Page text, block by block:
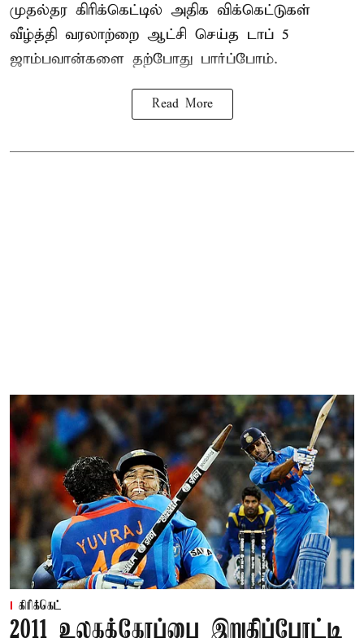
முதல்தர கிரிக்கெட்டில் அதிக விக்கெட்டுகள்
வீழ்த்தி வரலாற்றை ஆட்சி செய்த டாப் 5
ஜாம்பவான்களை தற்போது பார்ப்போம்.
Read More
கிரிக்கெட்
2011 உலகக்கோப்பை இறுதிப்போட்டி